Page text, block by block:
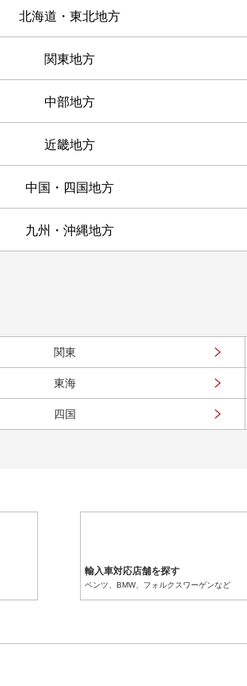
北海道・東北地方
関東地方
中部地方
近畿地方
中国・四国地方
九州・沖縄地方
関東
東海
四国
輸入車対応店舗を探す
ベンツ、BMW、フォルクスワーゲンなど